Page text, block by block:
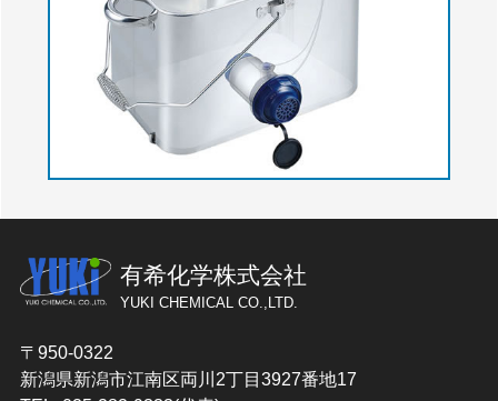
有希化学株式会社
YUKI CHEMICAL CO.,LTD.
〒950-0322
新潟県新潟市江南区両川2丁目3927番地17